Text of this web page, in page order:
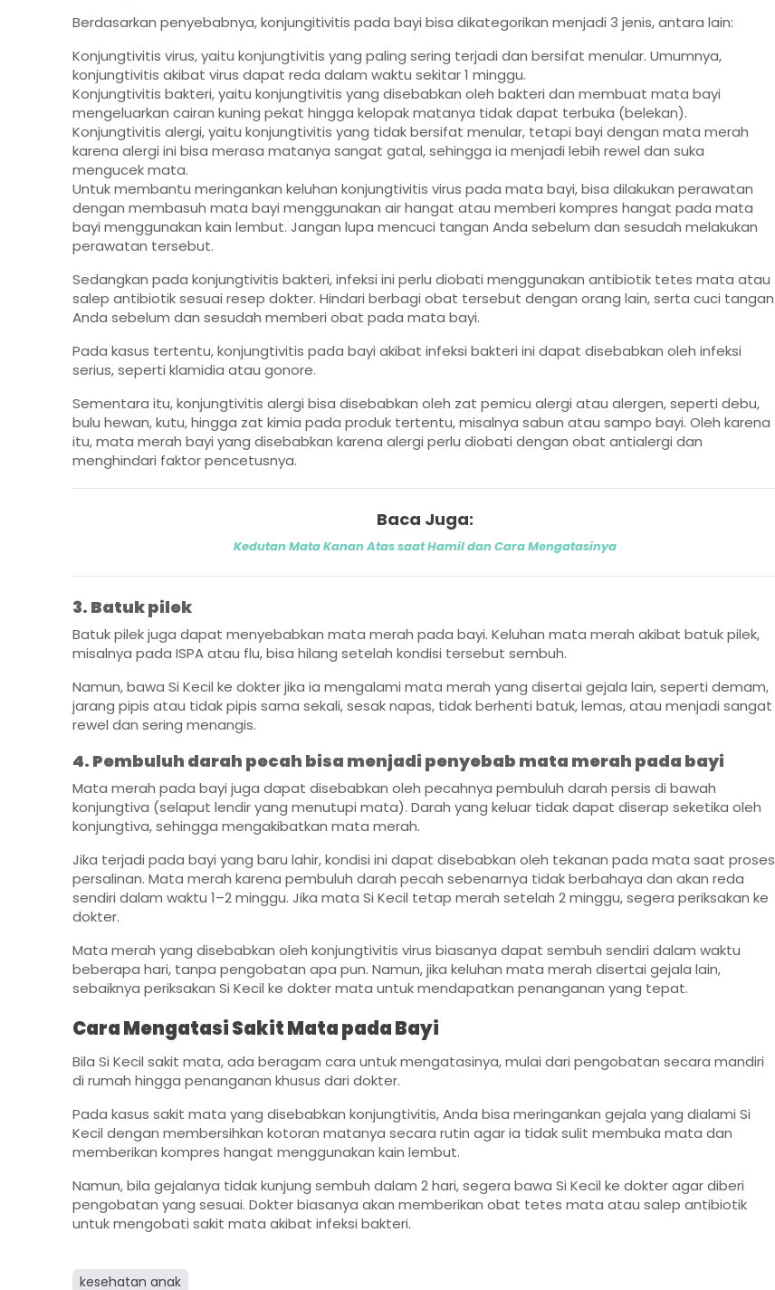
Berdasarkan penyebabnya, konjungitivitis pada bayi bisa dikategorikan menjadi 3 jenis, antara lain:
Konjungtivitis virus, yaitu konjungtivitis yang paling sering terjadi dan bersifat menular. Umumnya,
konjungtivitis akibat virus dapat reda dalam waktu sekitar 1 minggu.
Konjungtivitis bakteri, yaitu konjungtivitis yang disebabkan oleh bakteri dan membuat mata bayi
mengeluarkan cairan kuning pekat hingga kelopak matanya tidak dapat terbuka (belekan).
Konjungtivitis alergi, yaitu konjungtivitis yang tidak bersifat menular, tetapi bayi dengan mata merah
karena alergi ini bisa merasa matanya sangat gatal, sehingga ia menjadi lebih rewel dan suka
mengucek mata.
Untuk membantu meringankan keluhan konjungtivitis virus pada mata bayi, bisa dilakukan perawatan
dengan membasuh mata bayi menggunakan air hangat atau memberi kompres hangat pada mata
bayi menggunakan kain lembut. Jangan lupa mencuci tangan Anda sebelum dan sesudah melakukan
perawatan tersebut.
Sedangkan pada konjungtivitis bakteri, infeksi ini perlu diobati menggunakan antibiotik tetes mata atau
salep antibiotik sesuai resep dokter. Hindari berbagi obat tersebut dengan orang lain, serta cuci tangan
Anda sebelum dan sesudah memberi obat pada mata bayi.
Pada kasus tertentu, konjungtivitis pada bayi akibat infeksi bakteri ini dapat disebabkan oleh infeksi
serius, seperti klamidia atau gonore.
Sementara itu, konjungtivitis alergi bisa disebabkan oleh zat pemicu alergi atau alergen, seperti debu,
bulu hewan, kutu, hingga zat kimia pada produk tertentu, misalnya sabun atau sampo bayi. Oleh karena
itu, mata merah bayi yang disebabkan karena alergi perlu diobati dengan obat antialergi dan
menghindari faktor pencetusnya.
Baca Juga:
Kedutan Mata Kanan Atas saat Hamil dan Cara Mengatasinya
3. Batuk pilek
Batuk pilek juga dapat menyebabkan mata merah pada bayi. Keluhan mata merah akibat batuk pilek,
misalnya pada ISPA atau flu, bisa hilang setelah kondisi tersebut sembuh.
Namun, bawa Si Kecil ke dokter jika ia mengalami mata merah yang disertai gejala lain, seperti demam,
jarang pipis atau tidak pipis sama sekali, sesak napas, tidak berhenti batuk, lemas, atau menjadi sangat
rewel dan sering menangis.
4. Pembuluh darah pecah bisa menjadi penyebab mata merah pada bayi
Mata merah pada bayi juga dapat disebabkan oleh pecahnya pembuluh darah persis di bawah
konjungtiva (selaput lendir yang menutupi mata). Darah yang keluar tidak dapat diserap seketika oleh
konjungtiva, sehingga mengakibatkan mata merah.
Jika terjadi pada bayi yang baru lahir, kondisi ini dapat disebabkan oleh tekanan pada mata saat proses
persalinan. Mata merah karena pembuluh darah pecah sebenarnya tidak berbahaya dan akan reda
sendiri dalam waktu 1–2 minggu. Jika mata Si Kecil tetap merah setelah 2 minggu, segera periksakan ke
dokter.
Mata merah yang disebabkan oleh konjungtivitis virus biasanya dapat sembuh sendiri dalam waktu
beberapa hari, tanpa pengobatan apa pun. Namun, jika keluhan mata merah disertai gejala lain,
sebaiknya periksakan Si Kecil ke dokter mata untuk mendapatkan penanganan yang tepat.
Cara Mengatasi Sakit Mata pada Bayi
Bila Si Kecil sakit mata, ada beragam cara untuk mengatasinya, mulai dari pengobatan secara mandiri
di rumah hingga penanganan khusus dari dokter.
Pada kasus sakit mata yang disebabkan konjungtivitis, Anda bisa meringankan gejala yang dialami Si
Kecil dengan membersihkan kotoran matanya secara rutin agar ia tidak sulit membuka mata dan
memberikan kompres hangat menggunakan kain lembut.
Namun, bila gejalanya tidak kunjung sembuh dalam 2 hari, segera bawa Si Kecil ke dokter agar diberi
pengobatan yang sesuai. Dokter biasanya akan memberikan obat tetes mata atau salep antibiotik
untuk mengobati sakit mata akibat infeksi bakteri.
kesehatan anak